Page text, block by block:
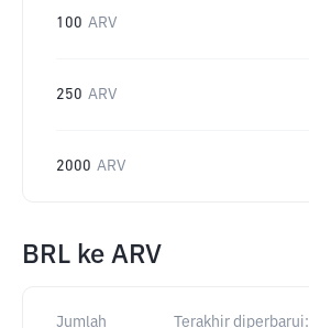
100 ARV
250 ARV
2000 ARV
BRL ke ARV
Jumlah Terakhir diperbarui: